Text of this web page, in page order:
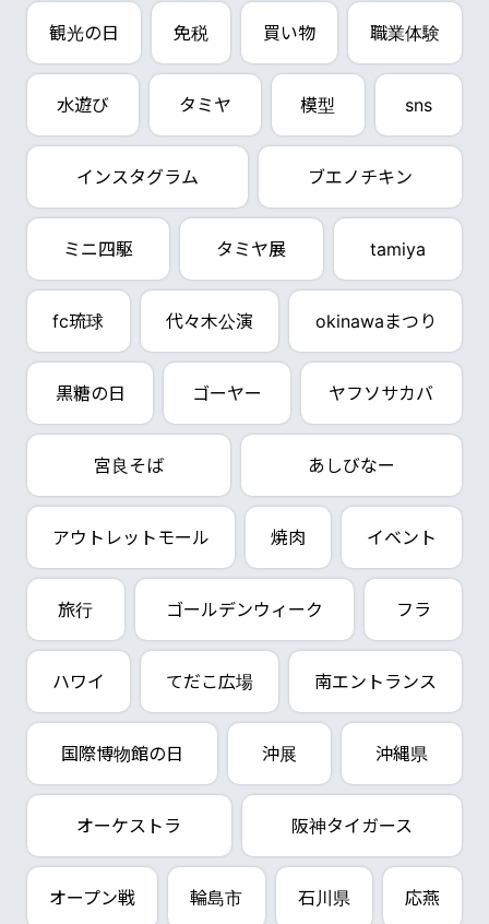
観光の日 免税 買い物 職業体験
水遊び タミヤ 模型 sns
インスタグラム ブエノチキン
ミニ四駆 タミヤ展 tamiya
fc琉球 代々木公演 okinawaまつり
黒糖の日 ゴーヤー ヤフソサカバ
宮良そば あしびなー
アウトレットモール 焼肉 イベント
旅行 ゴールデンウィーク フラ
ハワイ てだこ広場 南エントランス
国際博物館の日 沖展 沖縄県
オーケストラ 阪神タイガース
オープン戦 輪島市 石川県 応燕